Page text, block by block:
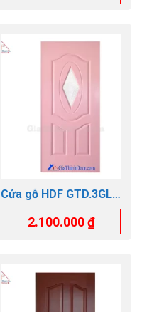
Cửa gỗ HDF GTD.3GL-
C4
2.100.000₫